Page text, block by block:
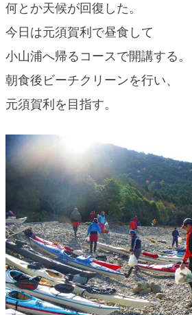
くまのエクスペリエンス
blog
何とか天候が回復した。
今日は元須賀利で昼食して
小山浦へ帰るコースで開講する。
朝食後ビーチクリーンを行い、
元須賀利を目指す。